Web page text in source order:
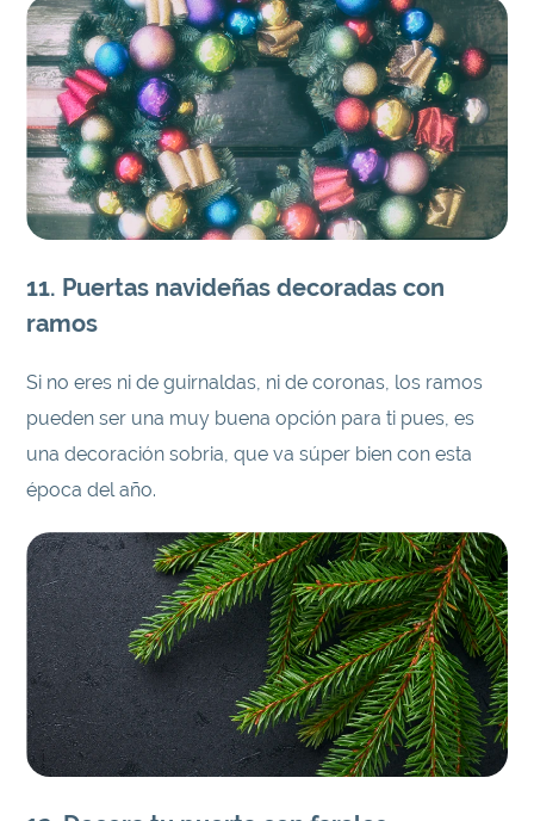
11. Puertas navideñas decoradas con
ramos
Si no eres ni de guirnaldas, ni de coronas, los ramos
pueden ser una muy buena opción para ti pues, es
una decoración sobria, que va súper bien con esta
época del año.